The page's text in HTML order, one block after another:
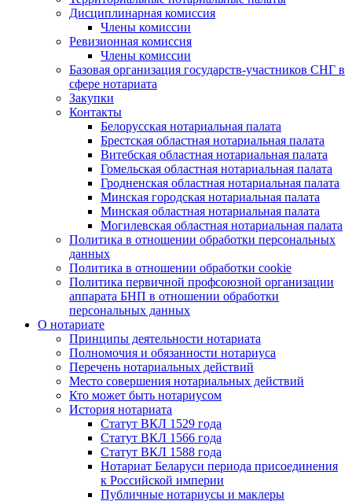
Дисциплинарная комиссия
Члены комиссии
Ревизионная комиссия
Члены комиссии
Базовая организация государств-участников СНГ в
сфере нотариата
Закупки
Контакты
Белорусская нотариальная палата
Брестская областная нотариальная палата
Витебская областная нотариальная палата
Гомельская областная нотариальная палата
Гродненская областная нотариальная палата
Минская городская нотариальная палата
Минская областная нотариальная палата
Могилевская областная нотариальная палата
Политика в отношении обработки персональных
данных
Политика в отношении обработки cookie
Политика первичной профсоюзной организации
аппарата БНП в отношении обработки
персональных данных
О нотариате
Принципы деятельности нотариата
Полномочия и обязанности нотариуса
Перечень нотариальных действий
Место совершения нотариальных действий
Кто может быть нотариусом
История нотариата
Статут ВКЛ 1529 года
Статут ВКЛ 1566 года
Статут ВКЛ 1588 года
Нотариат Беларуси периода присоединения
к Российской империи
Публичные нотариусы и маклеры